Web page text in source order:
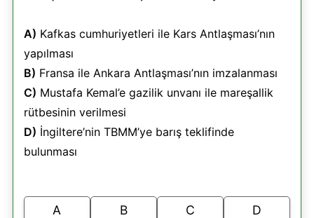
A) Kafkas cumhuriyetleri ile Kars Antlaşması’nın
yapılması
B) Fransa ile Ankara Antlaşması’nın imzalanması
C) Mustafa Kemal’e gazilik unvanı ile mareşallik
rütbesinin verilmesi
D) İngiltere’nin TBMM’ye barış teklifinde
bulunması
A B C D